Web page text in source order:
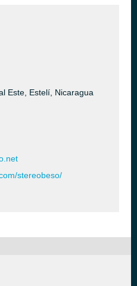
Este, Estelí, Nicaragua
stereobeso/